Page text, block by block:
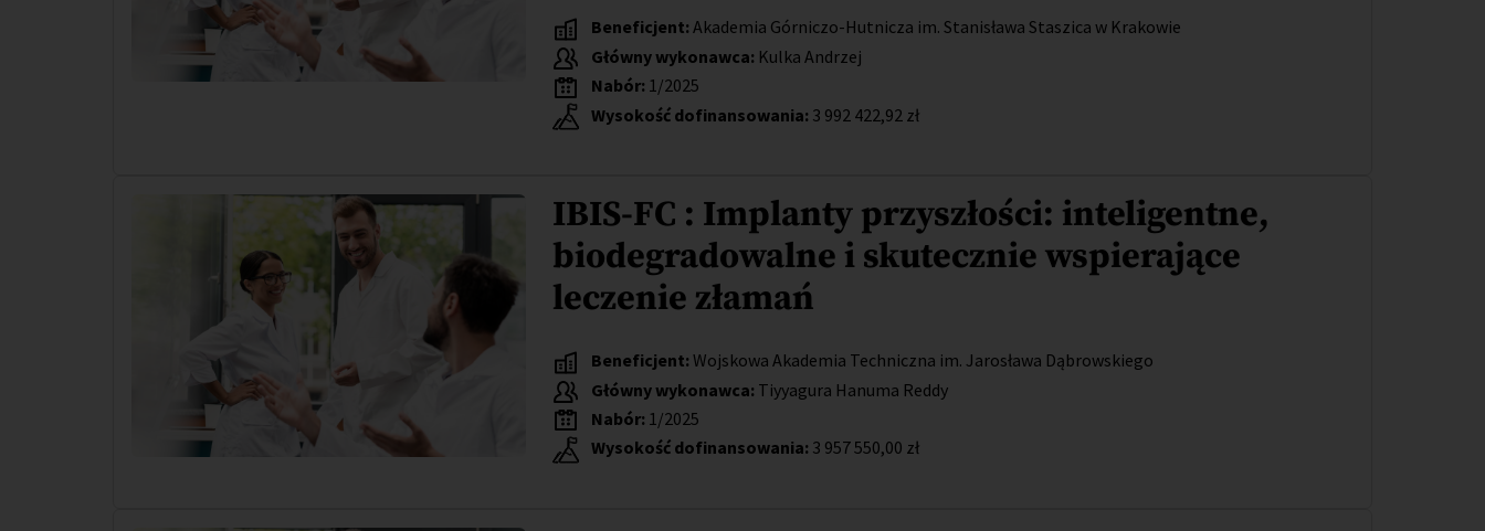
Beneficjent: Akademia Górniczo-Hutnicza im. Stanisława Staszica w Krakowie
Główny wykonawca: Kulka Andrzej
Nabór: 1/2025
Wysokość dofinansowania: 3 992 422,92 zł
IBIS-FC : Implanty przyszłości: inteligentne,
biodegradowalne i skutecznie wspierające
leczenie złamań
Beneficjent: Wojskowa Akademia Techniczna im. Jarosława Dąbrowskiego
Główny wykonawca: Tiyyagura Hanuma Reddy
Nabór: 1/2025
Wysokość dofinansowania: 3 957 550,00 zł